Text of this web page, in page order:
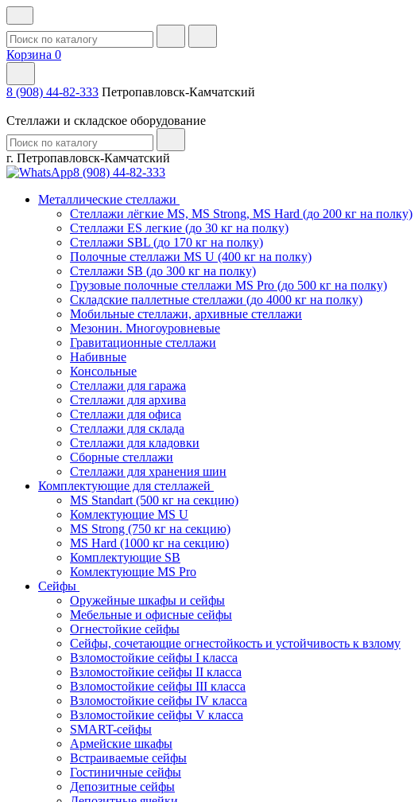
Корзина 0
8 (908) 44-82-333 Петропавловск-Камчатский
Стеллажи и складское оборудование
г. Петропавловск-Камчатский
8 (908) 44-82-333
Металлические стеллажи
Стеллажи лёгкие MS, MS Strong, MS Hard (до 200 кг на полку)
Стеллажи ES легкие (до 30 кг на полку)
Стеллажи SBL (до 170 кг на полку)
Полочные стеллажи MS U (400 кг на полку)
Стеллажи SB (до 300 кг на полку)
Грузовые полочные стеллажи MS Pro (до 500 кг на полку)
Складские паллетные стеллажи (до 4000 кг на полку)
Мобильные стеллажи, архивные стеллажи
Мезонин. Многоуровневые
Гравитационные стеллажи
Набивные
Консольные
Стеллажи для гаража
Стеллажи для архива
Стеллажи для офиса
Стеллажи для склада
Стеллажи для кладовки
Сборные стеллажи
Стеллажи для хранения шин
Комплектующие для стеллажей
MS Standart (500 кг на секцию)
Комлектующие MS U
MS Strong (750 кг на секцию)
MS Hard (1000 кг на секцию)
Комплектующие SB
Комлектующие MS Pro
Сейфы
Оружейные шкафы и сейфы
Мебельные и офисные сейфы
Огнестойкие сейфы
Сейфы, сочетающие огнестойкость и устойчивость к взлому
Взломостойкие сейфы I класса
Взломостойкие сейфы II класса
Взломостойкие сейфы III класса
Взломостойкие сейфы IV класса
Взломостойкие сейфы V класса
SMART-сейфы
Армейские шкафы
Встраиваемые сейфы
Гостиничные сейфы
Депозитные сейфы